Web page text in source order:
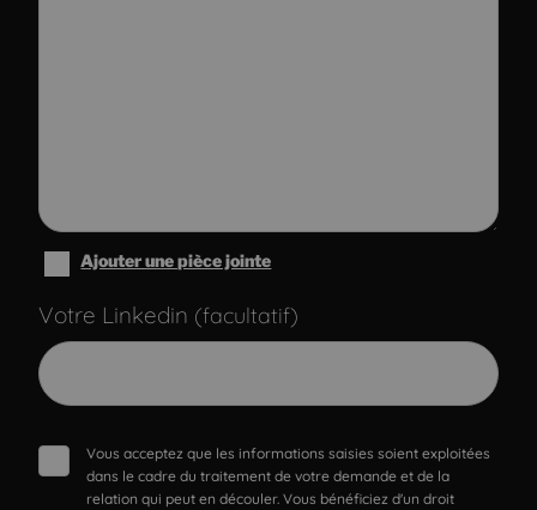
Ajouter une pièce jointe
Votre Linkedin (facultatif)
Vous acceptez que les informations saisies soient exploitées
dans le cadre du traitement de votre demande et de la
relation qui peut en découler. Vous bénéficiez d'un droit